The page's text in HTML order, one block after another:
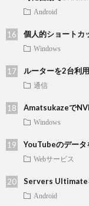
Android
個人的ショートカ
Windows
ルーターを2台利
通信
Amatsukazeで
Windows
YouTubeのデー
Webサービス
Servers Ultimate
Android